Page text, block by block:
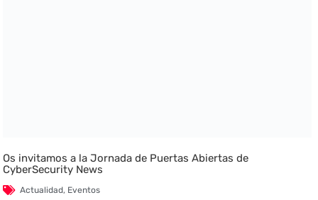
Os invitamos a la Jornada de Puertas Abiertas de
CyberSecurity News
Actualidad, Eventos